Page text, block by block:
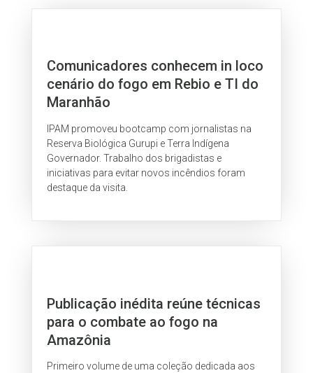
Comunicadores conhecem in loco
cenário do fogo em Rebio e TI do
Maranhão
IPAM promoveu bootcamp com jornalistas na
Reserva Biológica Gurupi e Terra Indígena
Governador. Trabalho dos brigadistas e
iniciativas para evitar novos incêndios foram
destaque da visita.
Publicação inédita reúne técnicas
para o combate ao fogo na
Amazônia
Primeiro volume de uma coleção dedicada aos